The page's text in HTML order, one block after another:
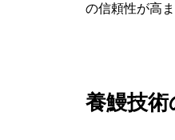
の信頼性が高
養鰻技術